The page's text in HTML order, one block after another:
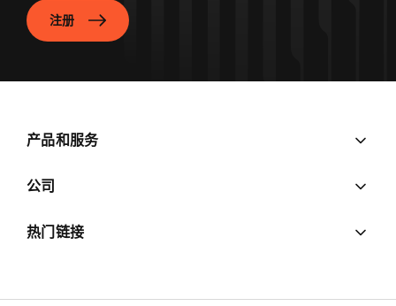
注册
产品和服务
公司
热门链接